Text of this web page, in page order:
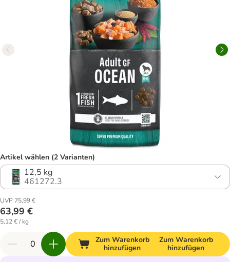
Artikel wählen (2 Varianten)
12,5 kg
461272.3
UVP 75,99 €
63,99 €
5,12 € / kg
Zum Warenkorb
hinzufügen
Zum Warenkorb
hinzufügen